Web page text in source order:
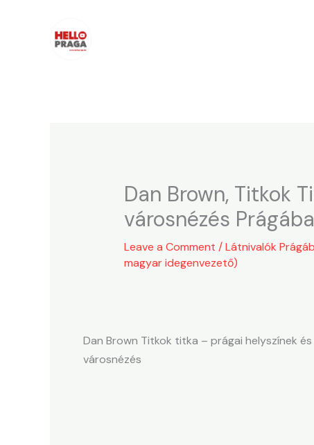
Dan Brown, Titkok
városnézés
Leave a Comment /Látnivalók
magyar idegenvezető)
Dan Brown Titkok titka – prágai helyszínek
városnézés